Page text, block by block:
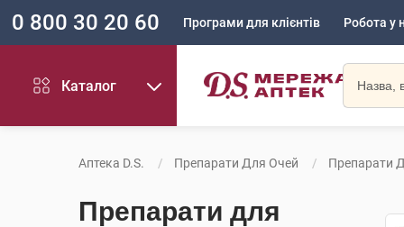
0 800 30 20 60 Програми для клієнтів Робота у
Каталог
Аптека D.S. Препарати Для Очей Препарати
Препарати для